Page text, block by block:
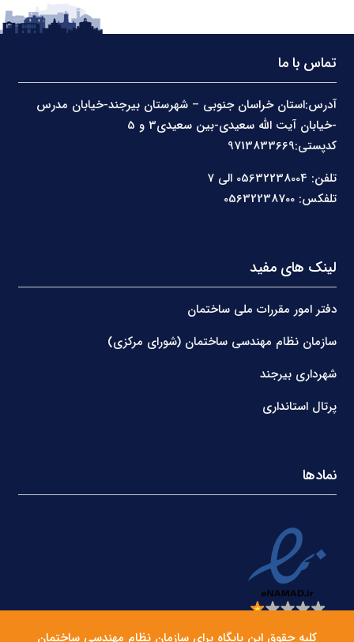
تماس با ما
آدرس:استان خراسان جنوبی – شهرستان بیرجند-خیابان مدرس
کدپستی:9713833669
تلفن: 05632238004 الی 7
تلفکس: 05632238700
لینک های مفید
دفتر امور مقررات ملی ساختمان
سازمان نظام مهندسی ساختمان (شورای مرکزی)
شهرداری بیرجند
پرتال استانداری
نمادها